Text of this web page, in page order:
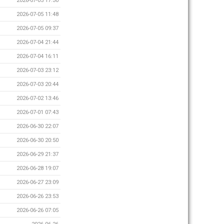
2026-07-05 11:48
2026-07-05 09:37
2026-07-04 21:44
2026-07-04 16:11
2026-07-03 23:12
2026-07-03 20:44
2026-07-02 13:46
2026-07-01 07:43
2026-06-30 22:07
2026-06-30 20:50
2026-06-29 21:37
2026-06-28 19:07
2026-06-27 23:09
2026-06-26 23:53
2026-06-26 07:05